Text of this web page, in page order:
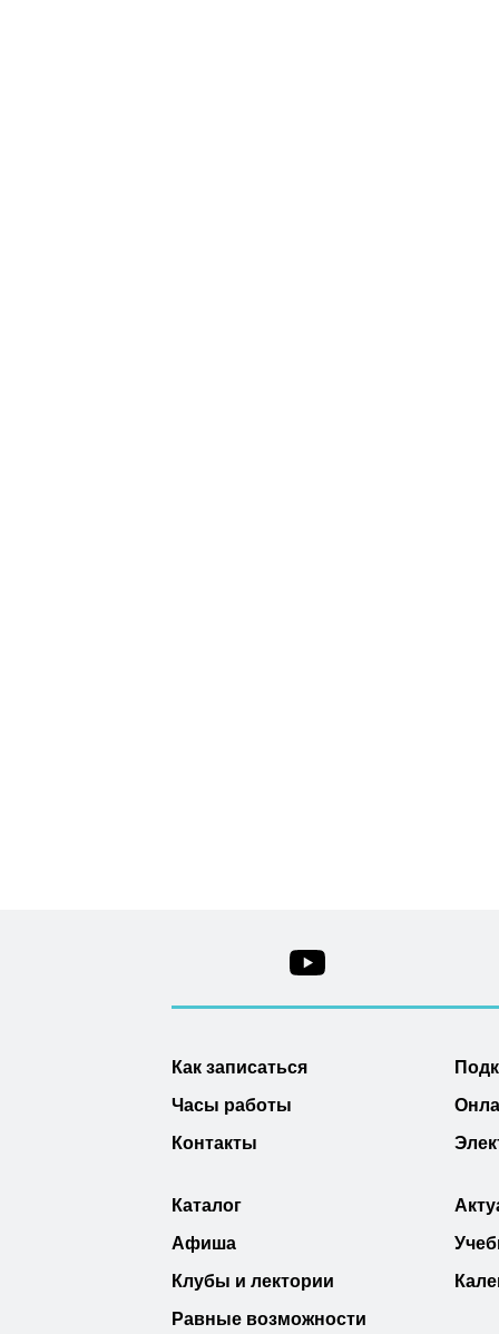
Как записаться
Часы работы
Контакты
Каталог
Афиша
Клубы и лектории
Равные возможности